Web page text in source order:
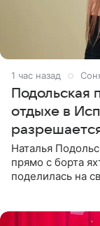
1 час назад
Подольская
отдыхе в
Наталья
прямо с борта
поделилась на